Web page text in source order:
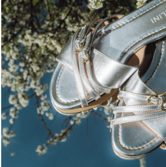
Blending sass and class, the Echos